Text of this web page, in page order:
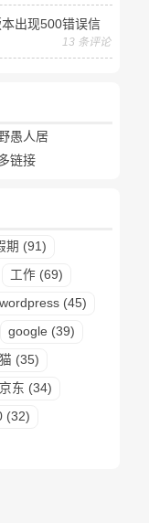
出现500错误信
13 条评论
愚人居
链接
期 (91)
工作 (69)
wordpress (45)
google (39)
(35)
京东 (34)
(32)